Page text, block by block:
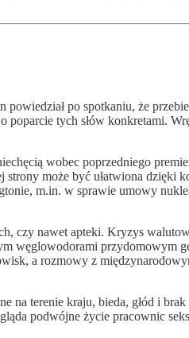
po spotkaniu, że
poparcie tych słów konkretami.
wobec poprzedniego
może być ułatwiona dzięki
m.in. w sprawie umowy
czy nawet apteki. Kryzys
węglowodorami przydomowym
a rozmowy z
na terenie kraju, bieda, głód i
podwójne życie pracownic